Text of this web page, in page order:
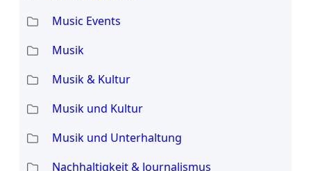
Music Events
Musik
Musik & Kultur
Musik und Kultur
Musik und Unterhaltung
Nachhaltigkeit & Journalismus